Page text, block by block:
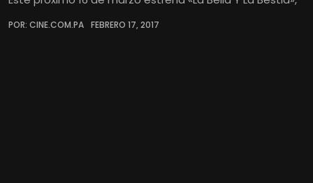
POR: CINE.COM.PA FEBRERO 17, 2017